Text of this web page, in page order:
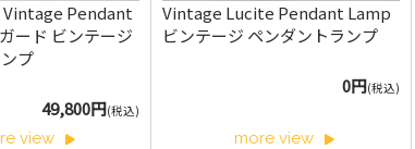
Pendant
ード ビンテージ
プ
49,800円(税込)
view
Vintage Lucite Pendant Lamp
ビンテージ ペンダントランプ
0円(税込)
more view